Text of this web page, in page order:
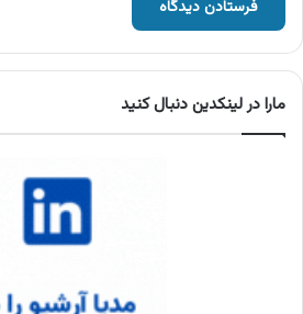
مارا در لینکدین دنبال کنید